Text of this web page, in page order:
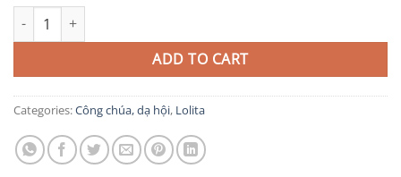
QT24 quantity
ADD TO CART
Categories:Công chúa, dạ hội, Lolita